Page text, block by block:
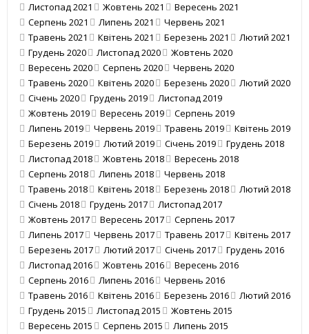
Листопад 2021
Жовтень 2021
Вересень 2021
Серпень 2021
Липень 2021
Червень 2021
Травень 2021
Квітень 2021 Березень 2021
Лютий 2021
Грудень 2020
Листопад 2020
Жовтень 2020
Вересень 2020
Серпень 2020
Червень 2020
Травень 2020
Квітень 2020 Березень 2020
Лютий 2020
Січень 2020
Грудень 2019
Листопад 2019
Жовтень 2019
Вересень 2019
Серпень 2019
Липень 2019
Червень 2019 Травень 2019
Квітень 2019
Березень 2019
Лютий 2019 Січень 2019
Грудень 2018
Листопад 2018
Жовтень 2018
Вересень 2018
Серпень 2018
Липень 2018
Червень 2018
Травень 2018
Квітень 2018 Березень 2018
Лютий 2018
Січень 2018
Грудень 2017
Листопад 2017
Жовтень 2017
Вересень 2017
Серпень 2017
Липень 2017
Червень 2017 Травень 2017
Квітень 2017
Березень 2017
Лютий 2017 Січень 2017
Грудень 2016
Листопад 2016
Жовтень 2016
Вересень 2016
Серпень 2016
Липень 2016
Червень 2016
Травень 2016
Квітень 2016 Березень 2016
Лютий 2016
Грудень 2015
Листопад 2015
Жовтень 2015
Вересень 2015
Серпень 2015
Липень 2015